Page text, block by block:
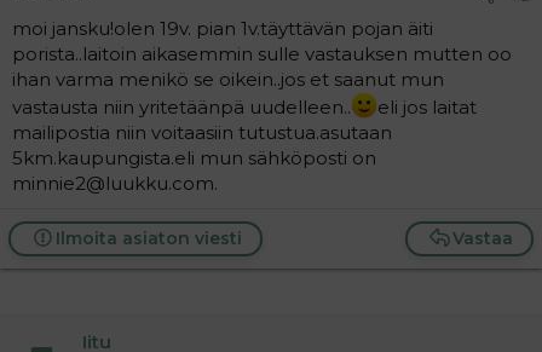
moi jansku!olen 19v. pian 1v.täyttävän pojan äiti
porista..laitoin aikasemmin sulle vastauksen mutten oo
ihan varma menikö se oikein..jos et saanut mun
vastausta niin yritetäänpä uudelleen..
eli jos laitat
mailipostia niin voitaasiin tutustua.asutaan
5km.kaupungista.eli mun sähköposti on
minnie2@luukku.com.
Vastaa
Ilmoita asiaton viesti
Iitu